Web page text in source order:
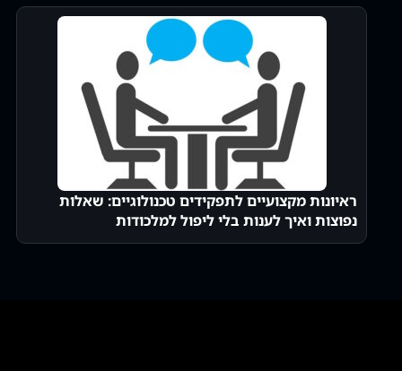
ראיונות מקצועיים לתפקידים טכנולוגיים: שאלות
נפוצות ואיך לענות בלי ליפול למלכודות